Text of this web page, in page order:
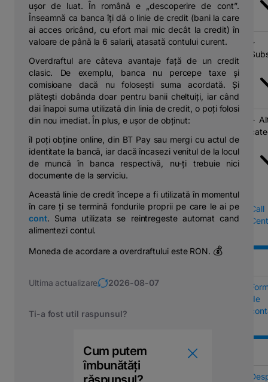
Call
de
ușor de luat. În română e „descoperire de cont”.
Înseamnă ca banca îți dă o linie de credit (bani la care
ai acces oricând, cu efort mai mic decât la credit) în
valoare de până la 6 salarii, atasată contului curent.
Overdraftul are câteva avantaje față de un credit
clasic. De exemplu, banca nu percepe taxe și
comisioane dacă nu folosești suma acordată. Și
plătești dobânda doar pentru banii cheltuiți, iar când
dai înapoi suma utilizată din linia de credit, o poți folosi
din nou imediat. În plus, e ușor de obținut:
îl poți obține online, din BT Pay sau mergi cu actul de
identitate la bancă, iar dacă încasezi venitul de la locul
de muncă în banca respectivă, nu-ți trebuie nici
documente de la serviciu.
Această linie de credit începe a fi utilizată în momentul
în care ți se termină fondurile proprii pe care le ai pe
cont. Suma utilizata se reintregeste automat cand
alimentezi contul.
Moneda de acordare a overdraftului este RON. 💰
Ultima actualizare 2026-08-07
Ti-a fost util raspunsul?
Cum putem
îmbunătăți